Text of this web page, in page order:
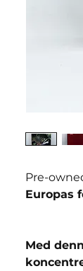
Pre-
Europas
Med